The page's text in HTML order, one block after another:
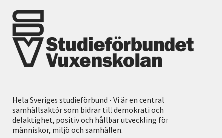
Hela Sveriges studieförbund - Vi är en central
samhällsaktör som bidrar till demokrati och
delaktighet, positiv och hållbar utveckling för
människor, miljö och samhällen.